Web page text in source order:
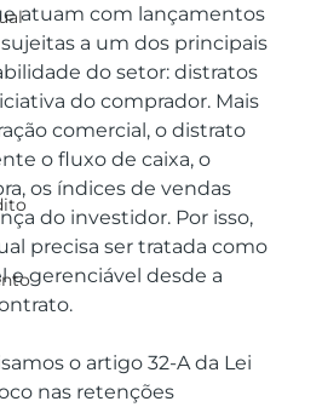
atuam com lançamentos
a um dos principais
do setor: distratos
do comprador. Mais
comercial, o distrato
o fluxo de caixa, o
os índices de vendas
do investidor. Por isso,
precisa ser tratada como
e gerenciável desde a
o artigo 32-A da Lei
nas retenções